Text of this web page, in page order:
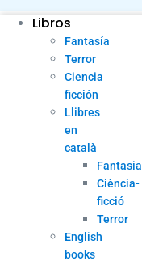
Libros
Fantasía
Terror
Ciencia
ficción
Llibres
en
català
Fantasia
Ciència-
ficció
Terror
English
books